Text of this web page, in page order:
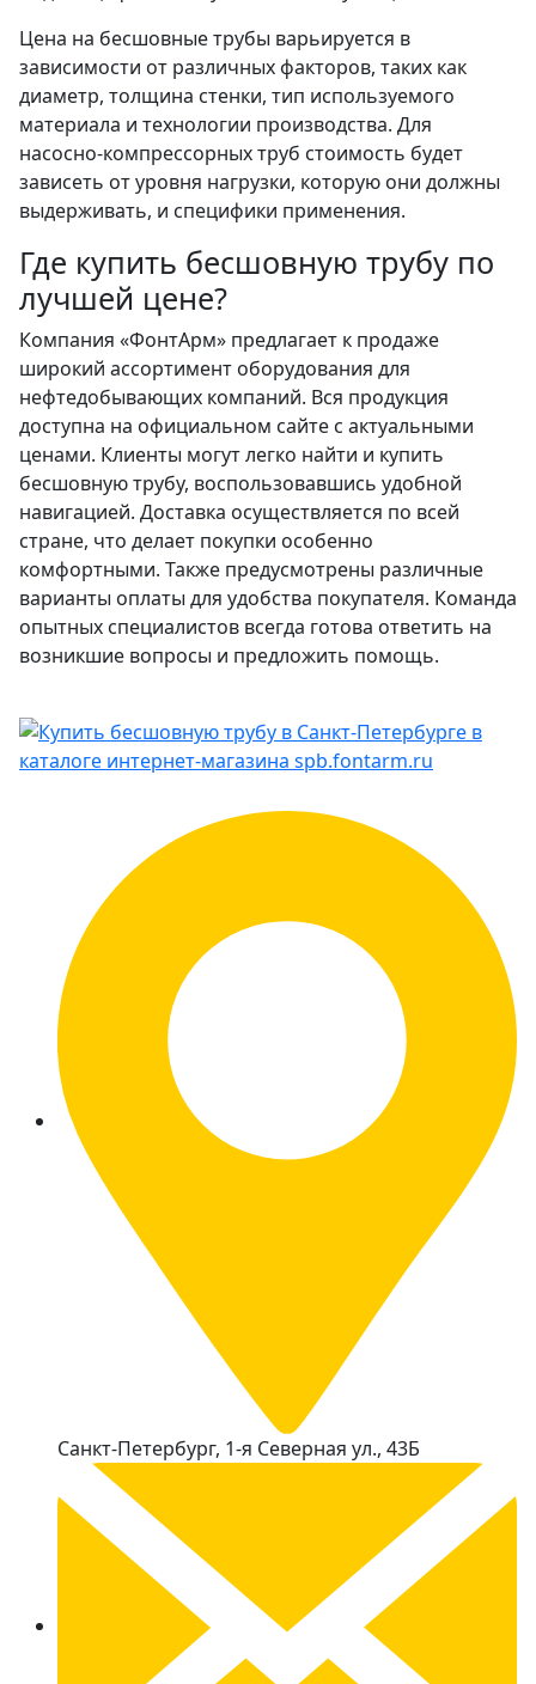
Цена на бесшовные трубы варьируется в
зависимости от различных факторов, таких как
диаметр, толщина стенки, тип используемого
материала и технологии производства. Для
насосно-компрессорных труб стоимость будет
зависеть от уровня нагрузки, которую они должны
выдерживать, и специфики применения.
Где купить бесшовную трубу по
лучшей цене?
Компания «ФонтАрм» предлагает к продаже
широкий ассортимент оборудования для
нефтедобывающих компаний. Вся продукция
доступна на официальном сайте с актуальными
ценами. Клиенты могут легко найти и купить
бесшовную трубу, воспользовавшись удобной
навигацией. Доставка осуществляется по всей
стране, что делает покупки особенно
комфортными. Также предусмотрены различные
варианты оплаты для удобства покупателя. Команда
опытных специалистов всегда готова ответить на
возникшие вопросы и предложить помощь.
Санкт-Петербург, 1-я Северная ул., 43Б